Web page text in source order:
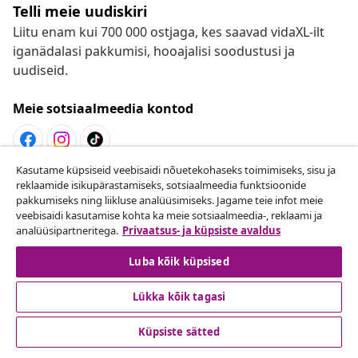
Telli meie uudiskiri
Liitu enam kui 700 000 ostjaga, kes saavad vidaXL-ilt
iganädalasi pakkumisi, hooajalisi soodustusi ja
uudiseid.
Meie sotsiaalmeedia kontod
Lepingust taganemine
Esita oma tellimuse kohta tagastamissoov.
Lepingust taganemine
Klienditeenindus
Kasutame küpsiseid veebisaidi nõuetekohaseks toimimiseks, sisu ja
reklaamide isikupärastamiseks, sotsiaalmeedia funktsioonide
pakkumiseks ning liikluse analüüsimiseks. Jagame teie infot meie
veebisaidi kasutamise kohta ka meie sotsiaalmeedia-, reklaami ja
analüüsipartneritega. Privaatsus- ja küpsiste avaldus
Luba kõik küpsised
Lükka kõik tagasi
Küpsiste sätted